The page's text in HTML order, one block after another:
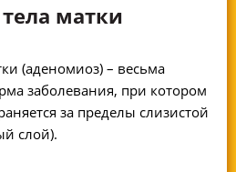
матки
(аденомиоз) – весьма
заболевания, при котором
за пределы слизистой
слой).